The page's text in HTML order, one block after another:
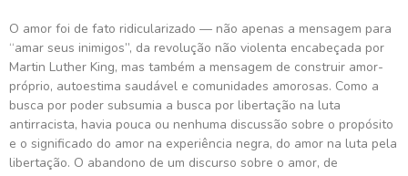
O amor foi de fato ridicularizado — não apenas a mensagem para
“amar seus inimigos”, da revolução não violenta encabeçada por
Martin Luther King, mas também a mensagem de construir amor-
próprio, autoestima saudável e comunidades amorosas. Como a
busca por poder subsumia a busca por libertação na luta
antirracista, havia pouca ou nenhuma discussão sobre o propósito
e o significado do amor na experiência negra, do amor na luta pela
libertação. O abandono de um discurso sobre o amor, de